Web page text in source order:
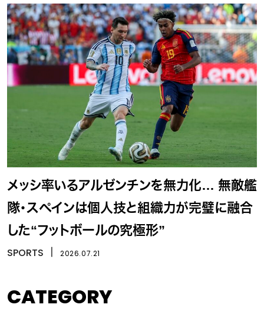
メッシ率いるアルゼンチンを無力化… 無敵艦
隊・スペインは個人技と組織力が完璧に融合
した“フットボールの究極形”
SPORTS 2026.07.21
CATEGORY